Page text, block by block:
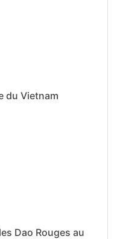
du Vietnam
Dao Rouges au